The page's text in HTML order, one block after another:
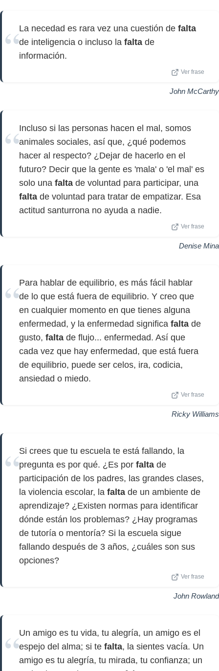
La necedad es rara vez una cuestión de falta
de inteligencia o incluso la falta de
información.
Ver frase
John McCarthy
Incluso si las personas hacen el mal, somos
animales sociales, así que, ¿qué podemos
hacer al respecto? ¿Dejar de hacerlo en el
futuro? Decir que la gente es 'mala' o 'el mal' es
solo una falta de voluntad para participar, una
falta de voluntad para tratar de empatizar. Esa
actitud santurrona no ayuda a nadie.
Ver frase
Denise Mina
Para hablar de equilibrio, es más fácil hablar
de lo que está fuera de equilibrio. Y creo que
en cualquier momento en que tienes alguna
enfermedad, y la enfermedad significa falta de
gusto, falta de flujo... enfermedad. Así que
cada vez que hay enfermedad, que está fuera
de equilibrio, puede ser celos, ira, codicia,
ansiedad o miedo.
Ver frase
Ricky Williams
Si crees que tu escuela te está fallando, la
pregunta es por qué. ¿Es por falta de
participación de los padres, las grandes clases,
la violencia escolar, la falta de un ambiente de
aprendizaje? ¿Existen normas para identificar
dónde están los problemas? ¿Hay programas
de tutoría o mentoría? Si la escuela sigue
fallando después de 3 años, ¿cuáles son sus
opciones?
Ver frase
John Rowland
Un amigo es tu vida, tu alegría, un amigo es el
espejo del alma; si te falta, la sientes vacía. Un
amigo es tu alegría, tu mirada, tu confianza; un